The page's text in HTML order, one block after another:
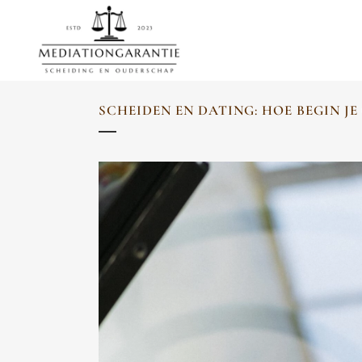
SCHEIDEN EN DATING: HOE BEGIN